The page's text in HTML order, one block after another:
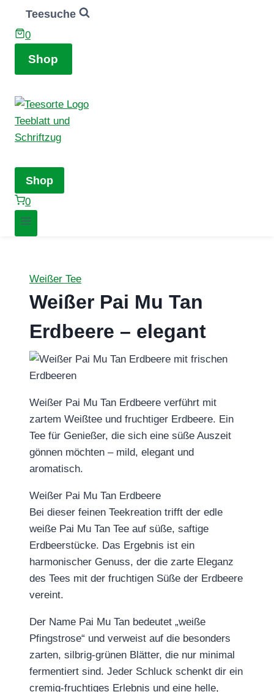
Teesuche
0
Shop
Shop
0
Weißer Tee
Weißer Pai Mu Tan
Erdbeere – elegant
Weißer Pai Mu Tan Erdbeere verführt mit
zartem Weißtee und fruchtiger Erdbeere. Ein
Tee für Genießer, die sich eine süße Auszeit
gönnen möchten – mild, elegant und
aromatisch.
Weißer Pai Mu Tan Erdbeere
Bei dieser feinen Teekreation trifft der edle
weiße Pai Mu Tan Tee auf süße, saftige
Erdbeerstücke. Das Ergebnis ist ein
harmonischer Genuss, der die zarte Eleganz
des Tees mit der fruchtigen Süße der Erdbeere
vereint.
Der Name Pai Mu Tan bedeutet „weiße
Pfingstrose“ und verweist auf die besonders
zarten, silbrig-grünen Blätter, die nur minimal
fermentiert sind. Jeder Schluck schenkt dir ein
cremig-fruchtiges Erlebnis und eine helle,